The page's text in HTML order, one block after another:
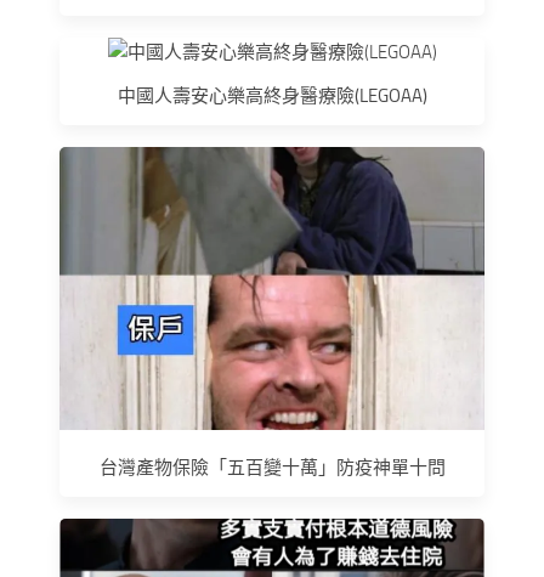
中國人壽安心樂高終身醫療險(LEGOAA)
台灣產物保險「五百變十萬」防疫神單十問